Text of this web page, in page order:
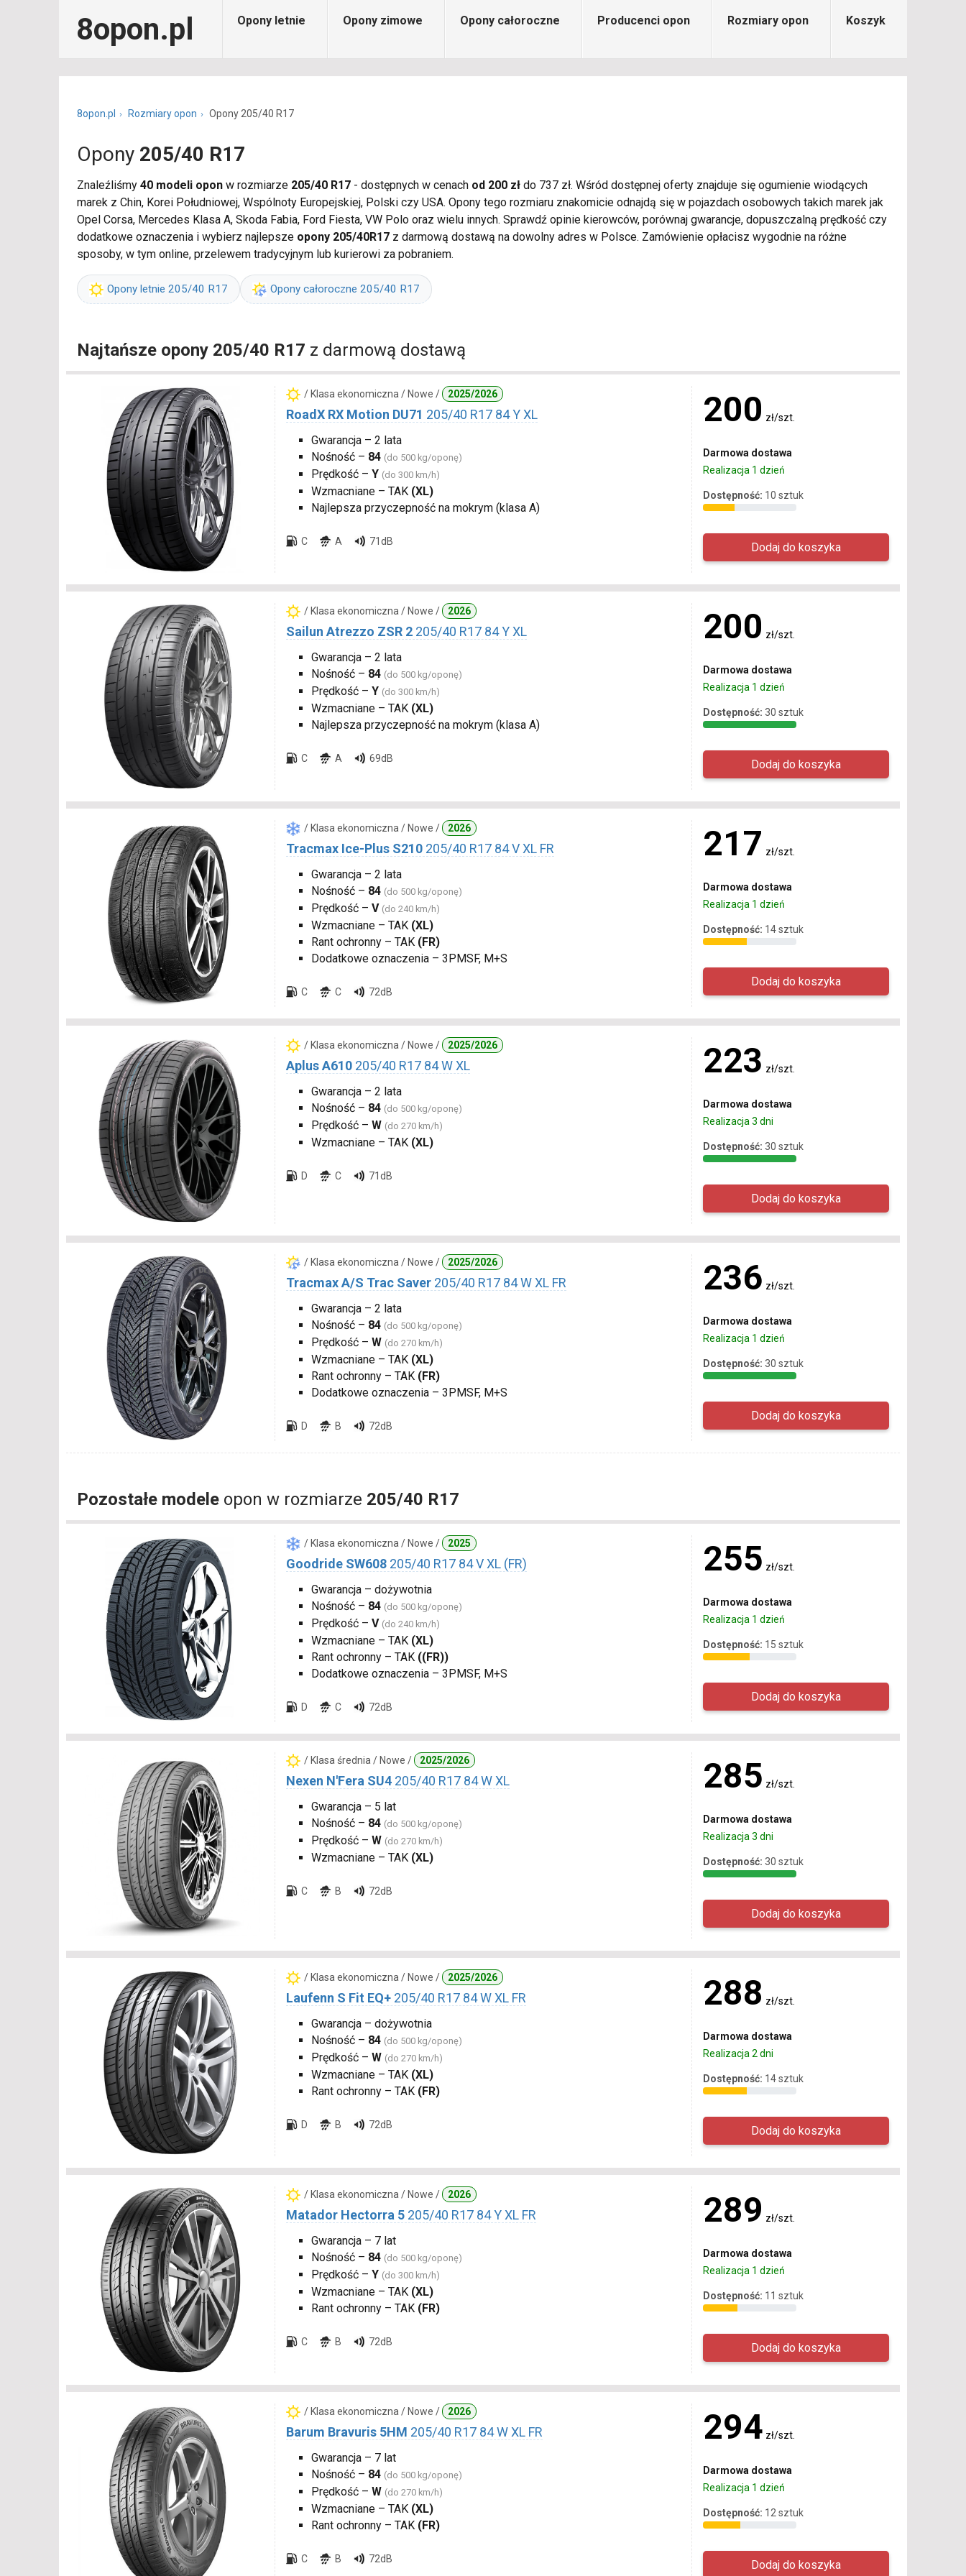
8opon.pl Opony letnie Opony zimowe Opony całoroczne Producenci opon Rozmiary opon Koszyk
8opon.pl Rozmiary opon Opony 205/40 R17
Opony 205/40 R17
Znaleźliśmy 40 modeli opon w rozmiarze 205/40 R17 - dostępnych w cenach od 200 zł do 737 zł. Wśród dostępnej oferty znajduje się ogumienie wiodących
marek z Chin, Korei Południowej, Wspólnoty Europejskiej, Polski czy USA. Opony tego rozmiaru znakomicie odnajdą się w pojazdach osobowych takich marek jak
Opel Corsa, Mercedes Klasa A, Skoda Fabia, Ford Fiesta, VW Polo oraz wielu innych. Sprawdź opinie kierowców, porównaj gwarancje, dopuszczalną prędkość czy
dodatkowe oznaczenia i wybierz najlepsze opony 205/40R17 z darmową dostawą na dowolny adres w Polsce. Zamówienie opłacisz wygodnie na różne
sposoby, w tym online, przelewem tradycyjnym lub kurierowi za pobraniem.
Opony letnie 205/40 R17 Opony całoroczne 205/40 R17
Najtańsze opony 205/40 R17 z darmową dostawą
/ Klasa ekonomiczna / Nowe / 2025/2026
RoadX RX Motion DU71 205/40 R17 84 Y XL
Gwarancja – 2 lata
Nośność – 84 (do 500 kg/oponę)
Prędkość – Y (do 300 km/h)
Wzmacniane – TAK (XL)
Najlepsza przyczepność na mokrym (klasa A)
C A 71dB
200 zł/szt.
Darmowa dostawa
Realizacja 1 dzień
Dostępność: 10 sztuk
/ Klasa ekonomiczna / Nowe / 2026
Sailun Atrezzo ZSR 2 205/40 R17 84 Y XL
Gwarancja – 2 lata
Nośność – 84 (do 500 kg/oponę)
Prędkość – Y (do 300 km/h)
Wzmacniane – TAK (XL)
Najlepsza przyczepność na mokrym (klasa A)
C A 69dB
200 zł/szt.
Darmowa dostawa
Realizacja 1 dzień
Dostępność: 30 sztuk
/ Klasa ekonomiczna / Nowe / 2026
Tracmax Ice-Plus S210 205/40 R17 84 V XL FR
Gwarancja – 2 lata
Nośność – 84 (do 500 kg/oponę)
Prędkość – V (do 240 km/h)
Wzmacniane – TAK (XL)
Rant ochronny – TAK (FR)
Dodatkowe oznaczenia – 3PMSF, M+S
C C 72dB
217 zł/szt.
Darmowa dostawa
Realizacja 1 dzień
Dostępność: 14 sztuk
/ Klasa ekonomiczna / Nowe / 2025/2026
Aplus A610 205/40 R17 84 W XL
Gwarancja – 2 lata
Nośność – 84 (do 500 kg/oponę)
Prędkość – W (do 270 km/h)
Wzmacniane – TAK (XL)
D C 71dB
223 zł/szt.
Darmowa dostawa
Realizacja 3 dni
Dostępność: 30 sztuk
/ Klasa ekonomiczna / Nowe / 2025/2026
Tracmax A/S Trac Saver 205/40 R17 84 W XL FR
Gwarancja – 2 lata
Nośność – 84 (do 500 kg/oponę)
Prędkość – W (do 270 km/h)
Wzmacniane – TAK (XL)
Rant ochronny – TAK (FR)
Dodatkowe oznaczenia – 3PMSF, M+S
D B 72dB
236 zł/szt.
Darmowa dostawa
Realizacja 1 dzień
Dostępność: 30 sztuk
Pozostałe modele opon w rozmiarze 205/40 R17
/ Klasa ekonomiczna / Nowe / 2025
Goodride SW608 205/40 R17 84 V XL (FR)
Gwarancja – dożywotnia
Nośność – 84 (do 500 kg/oponę)
Prędkość – V (do 240 km/h)
Wzmacniane – TAK (XL)
Rant ochronny – TAK ((FR))
Dodatkowe oznaczenia – 3PMSF, M+S
D C 72dB
255 zł/szt.
Darmowa dostawa
Realizacja 1 dzień
Dostępność: 15 sztuk
/ Klasa średnia / Nowe / 2025/2026
Nexen N'Fera SU4 205/40 R17 84 W XL
Gwarancja – 5 lat
Nośność – 84 (do 500 kg/oponę)
Prędkość – W (do 270 km/h)
Wzmacniane – TAK (XL)
C B 72dB
285 zł/szt.
Darmowa dostawa
Realizacja 3 dni
Dostępność: 30 sztuk
/ Klasa ekonomiczna / Nowe / 2025/2026
Laufenn S Fit EQ+ 205/40 R17 84 W XL FR
Gwarancja – dożywotnia
Nośność – 84 (do 500 kg/oponę)
Prędkość – W (do 270 km/h)
Wzmacniane – TAK (XL)
Rant ochronny – TAK (FR)
D B 72dB
288 zł/szt.
Darmowa dostawa
Realizacja 2 dni
Dostępność: 14 sztuk
/ Klasa ekonomiczna / Nowe / 2026
Matador Hectorra 5 205/40 R17 84 Y XL FR
Gwarancja – 7 lat
Nośność – 84 (do 500 kg/oponę)
Prędkość – Y (do 300 km/h)
Wzmacniane – TAK (XL)
Rant ochronny – TAK (FR)
C B 72dB
289 zł/szt.
Darmowa dostawa
Realizacja 1 dzień
Dostępność: 11 sztuk
/ Klasa ekonomiczna / Nowe / 2026
Barum Bravuris 5HM 205/40 R17 84 W XL FR
Gwarancja – 7 lat
Nośność – 84 (do 500 kg/oponę)
Prędkość – W (do 270 km/h)
Wzmacniane – TAK (XL)
Rant ochronny – TAK (FR)
C B 72dB
294 zł/szt.
Darmowa dostawa
Realizacja 1 dzień
Dostępność: 12 sztuk